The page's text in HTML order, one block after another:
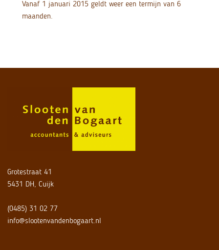
Vanaf 1 januari 2015 geldt weer een termijn van 6
maanden.
Grotestraat 41
5431 DH, Cuijk
(0485) 31 02 77
info@slootenvandenbogaart.nl